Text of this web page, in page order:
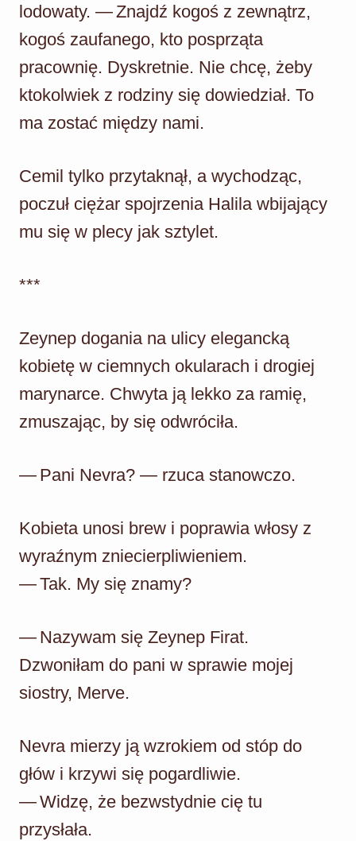
lodowaty. — Znajdź kogoś z zewnątrz,
kogoś zaufanego, kto posprząta
pracownię. Dyskretnie. Nie chcę, żeby
ktokolwiek z rodziny się dowiedział. To
ma zostać między nami.
Cemil tylko przytaknął, a wychodząc,
poczuł ciężar spojrzenia Halila wbijający
mu się w plecy jak sztylet.
***
Zeynep dogania na ulicy elegancką
kobietę w ciemnych okularach i drogiej
marynarce. Chwyta ją lekko za ramię,
zmuszając, by się odwróciła.
— Pani Nevra? — rzuca stanowczo.
Kobieta unosi brew i poprawia włosy z
wyraźnym zniecierpliwieniem.
— Tak. My się znamy?
— Nazywam się Zeynep Firat.
Dzwoniłam do pani w sprawie mojej
siostry, Merve.
Nevra mierzy ją wzrokiem od stóp do
głów i krzywi się pogardliwie.
— Widzę, że bezwstydnie cię tu
przysłała.